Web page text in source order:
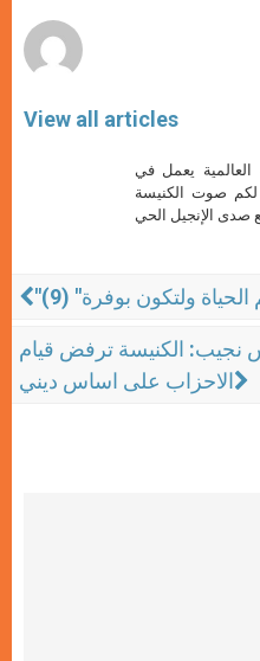
View all articles
يعمل في
صوت الكنيسة
ولتكون بوفرة" (9)
نجيب: الكنيسة ترفض قيام
الاحزاب على اساس ديني